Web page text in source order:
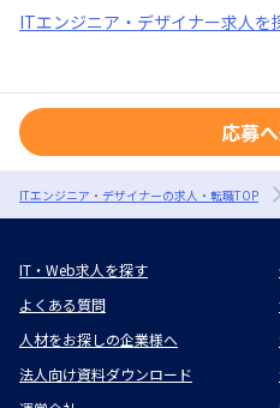
ITエンジニア・デザイナー求人を
応募
ITエンジニア・デザイナーの求人・転職TOP
IT・Web求人を探す
よくある質問
人材をお探しの企業様へ
法人向け資料ダウンロード